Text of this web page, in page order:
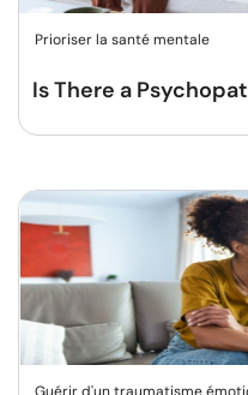
Prioriser la santé mentale
Is There a